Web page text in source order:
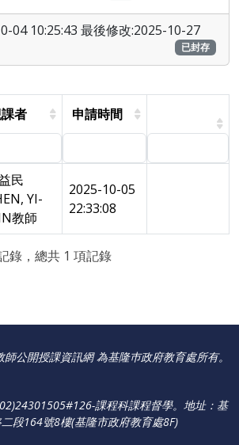
04 10:25:43 最後修改:2025-10-27
已封存
者 申請時間
民
YI-
教師
2025-10-05
22:33:08
錄，總共 1 項記錄
公開授課資訊網 為基隆巿政府教育處所有。
課程科課程督學。 地址：基
段164號8樓(基隆市政府教育處8F)